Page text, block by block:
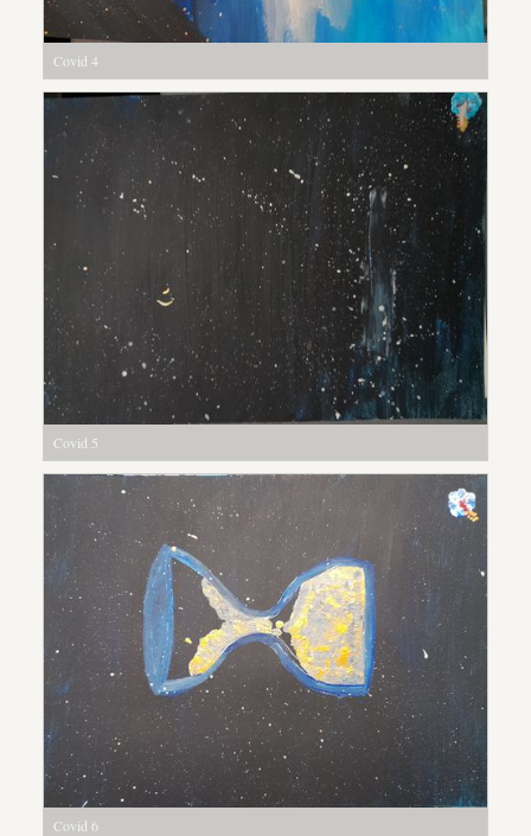
Covid 4
Covid 5
Covid 6